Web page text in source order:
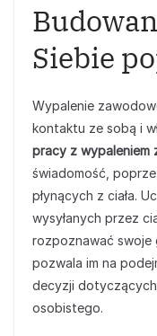
Siebie
Wypalenie
kontaktu ze sobą i
pracy z wypaleniem
świadomość,
płynących z ciała.
wysyłanych przez
rozpoznawać swoje
pozwala im na
decyzji
osobistego.